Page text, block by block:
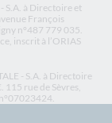
S.A. à Directoire et
François
n°487 779 035.
inscrit à l’ORIAS
- S.A. à Directoire
rue de Sèvres,